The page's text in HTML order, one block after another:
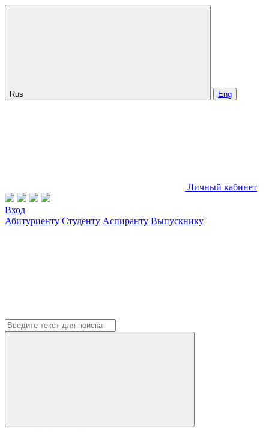
Rus Eng
Личный кабинет
Вход
Абитуриенту Студенту Аспиранту Выпускнику